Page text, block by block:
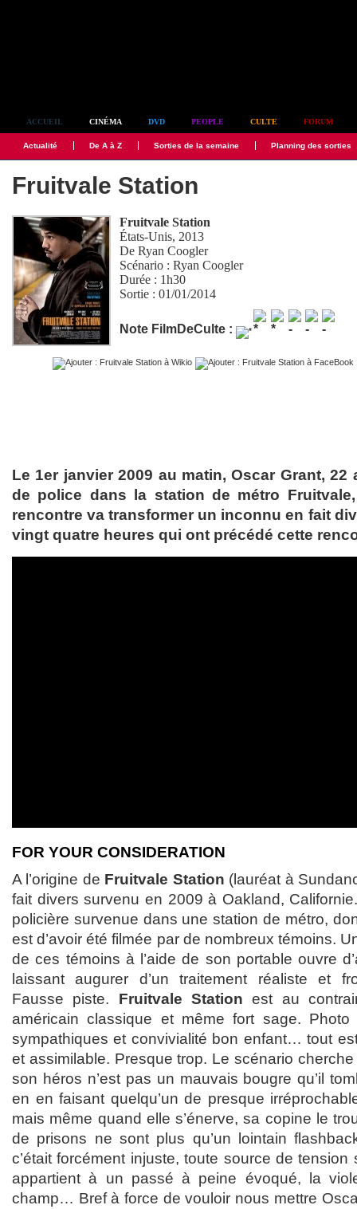
ACCUEIL CINÉMA DVD PEOPLE CULTE FORUM
Actualité De A à Z Sorties de la semaine Planning des sorties
Fruitvale Station
Fruitvale Station
États-Unis, 2013
DeRyan Coogler
Scénario :Ryan Coogler
Durée : 1h30
Sortie : 01/01/2014
Note FilmDeCulte :
Le 1er janvier 2009 au matin, Oscar Grant,
de police dans la station de métro
rencontre va transformer un inconnu en fait
vingt quatre heures qui ont précédé cette
FOR YOUR CONSIDERATION
A l’origine de Fruitvale Station (lauréat à
fait divers survenu en 2009 à Oakland,
policière survenue dans une station de métro,
est d’avoir été filmée par de nombreux témoins.
de ces témoins à l’aide de son portable ouvre
laissant augurer d’un traitement réaliste et
Fausse piste. Fruitvale Station est au
américain classique et même fort sage. Photo
sympathiques et convivialité bon enfant… tout
et assimilable. Presque trop. Le scénario
son héros n’est pas un mauvais bougre qu’il
en en faisant quelqu’un de presque
mais même quand elle s’énerve, sa copine le
de prisons ne sont plus qu’un lointain
c’était forcément injuste, toute source de
appartient à un passé à peine évoqué, la
champ… Bref à force de vouloir nous mettre